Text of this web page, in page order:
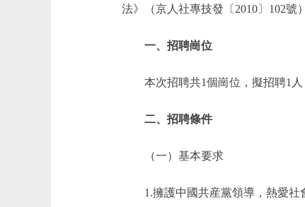
法》（京人社專技發〔2010〕102
一、招聘崗位
本次招聘共1個崗位，擬招聘1人
二、招聘條件
（一）基本要求
1.擁護中國共産黨領導，熱愛社